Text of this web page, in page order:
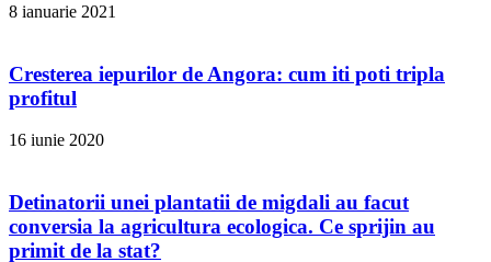
8 ianuarie 2021
Cresterea iepurilor de Angora: cum iti poti tripla
profitul
16 iunie 2020
Detinatorii unei plantatii de migdali au facut
conversia la agricultura ecologica. Ce sprijin au
primit de la stat?